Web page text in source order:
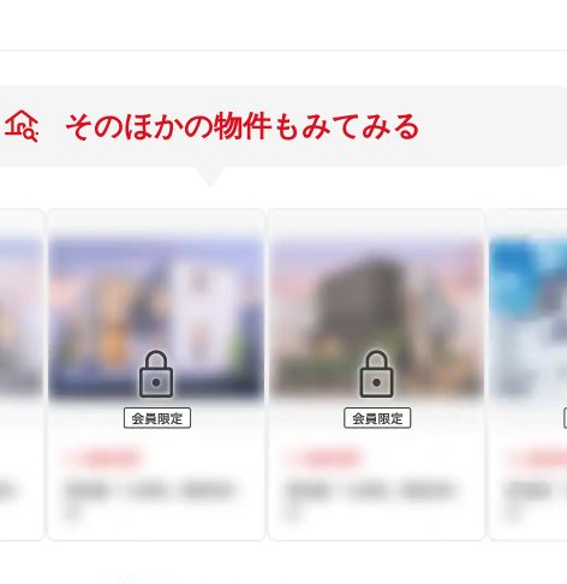
そのほかの物件もみてみる